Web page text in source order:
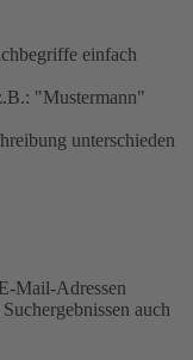
einfach
"Mustermann"
unterschieden
Mail-Adressen
auch